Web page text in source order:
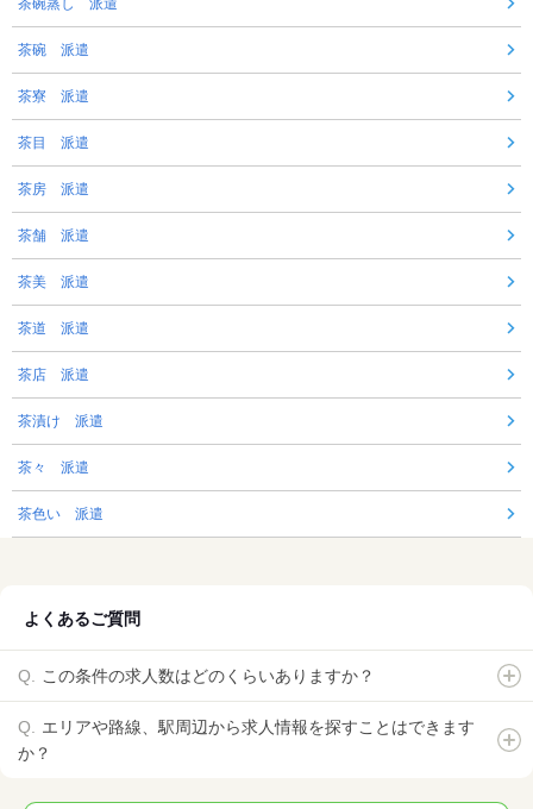
茶碗蒸し 派遣
茶碗 派遣
茶寮 派遣
茶目 派遣
茶房 派遣
茶舗 派遣
茶美 派遣
茶道 派遣
茶店 派遣
茶漬け 派遣
茶々 派遣
茶色い 派遣
よくあるご質問
この条件の求人数はどのくらいありますか？
エリアや路線、駅周辺から求人情報を探すことはできます
か？